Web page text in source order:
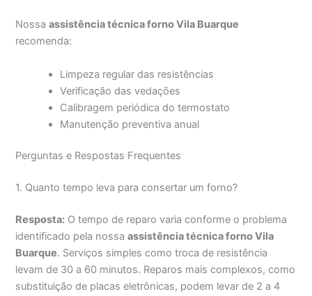
Nossaassistência técnica forno Vila Buarque
recomenda:
Limpeza regular das resistências
Verificação das vedações
Calibragem periódica do termostato
Manutenção preventiva anual
Perguntas e Respostas Frequentes
1. Quanto tempo leva para consertar um forno?
Resposta: O tempo de reparo varia conforme o problema
identificado pela nossaassistência técnica forno Vila
Buarque. Serviços simples como troca de resistência
levam de 30 a 60 minutos. Reparos mais complexos, como
substituição de placas eletrônicas, podem levar de 2 a 4